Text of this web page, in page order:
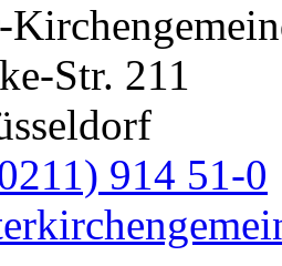
Str. 211
914 51-0